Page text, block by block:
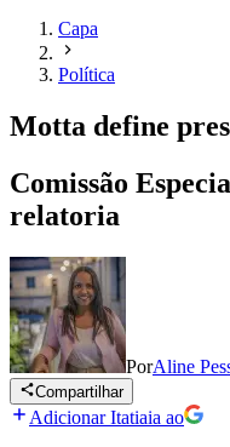
Capa
Política
Motta define
Comissão
relatoria
PorAline
Compartilhar
Adicionar Itatiaia ao